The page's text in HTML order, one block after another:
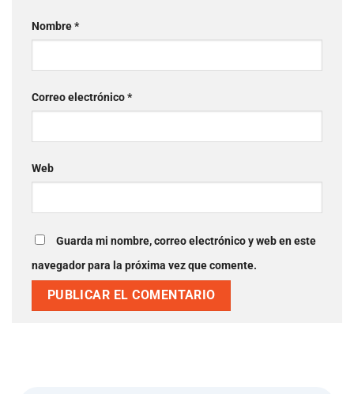
Nombre*
Correo electrónico*
Web
Guarda mi nombre, correo electrónico y web en este
navegador para la próxima vez que comente.